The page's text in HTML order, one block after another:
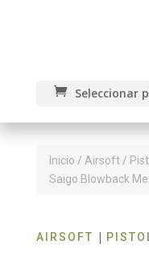
Seleccionar
Inicio / Airsoft/
Saigo Blowback
AIRSOFT |